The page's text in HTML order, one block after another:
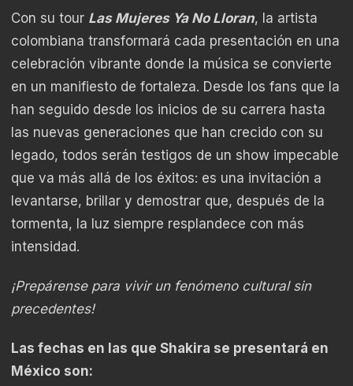
Con su tour Las Mujeres Ya No Lloran, la artista
colombiana transformará cada presentación en una
celebración vibrante donde la música se convierte
en un manifiesto de fortaleza. Desde los fans que la
han seguido desde los inicios de su carrera hasta
las nuevas generaciones que han crecido con su
legado, todos serán testigos de un show impecable
que va más allá de los éxitos: es una invitación a
levantarse, brillar y demostrar que, después de la
tormenta, la luz siempre resplandece con más
intensidad.
¡Prepárense para vivir un fenómeno cultural sin
precedentes!
Las fechas en las que Shakira se presentará en
México son: